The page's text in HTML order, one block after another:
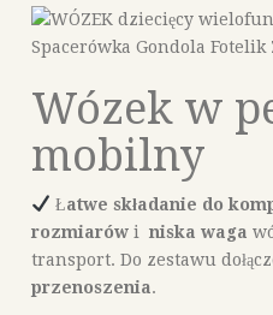
Wózek w
mobilny
Łatwe składanie do
rozmiarów i niska waga
transport. Do zestawu
przenoszenia.